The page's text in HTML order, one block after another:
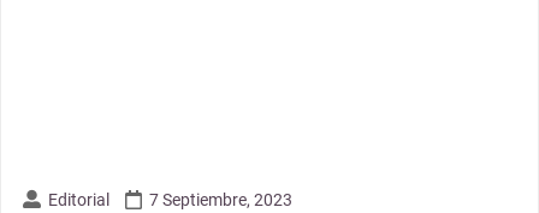
Editorial 7 Septiembre, 2023